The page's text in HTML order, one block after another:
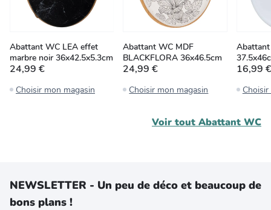
Abattant WC LEA effet
marbre noir 36x42.5x5.3cm
24,99 €
Choisir mon magasin
Abattant WC MDF
BLACKFLORA 36x46.5cm
24,99 €
Choisir mon magasin
16,99 €
Voir tout Abattant WC
NEWSLETTER - Un peu de déco et beaucoup de
bons plans !